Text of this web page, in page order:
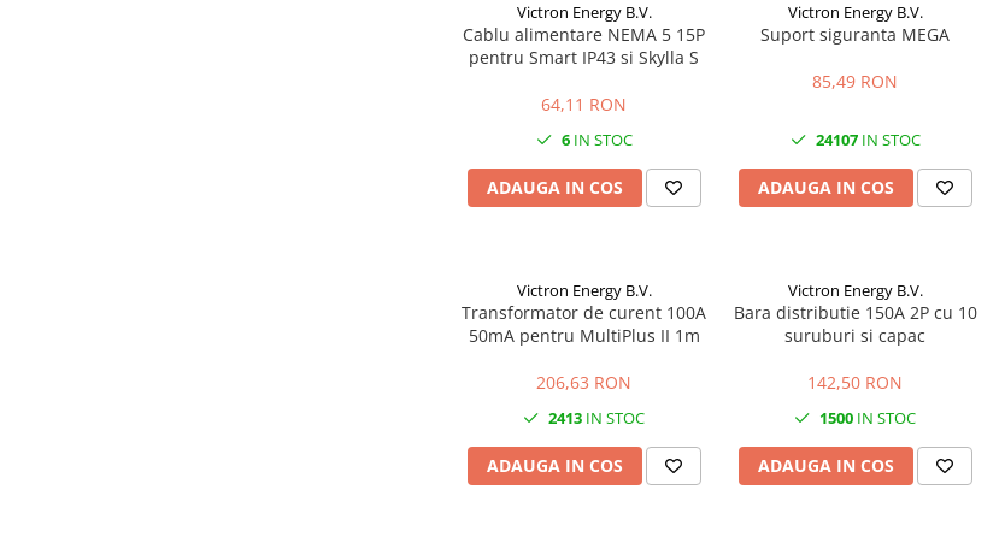
Victron Energy B.V.
Cablu alimentare NEMA 5 15P
pentru Smart IP43 si Skylla S
64,11 RON
6IN STOC
ADAUGA IN COS
Victron Energy B.V.
Suport siguranta MEGA
85,49 RON
24107IN STOC
ADAUGA IN COS
Victron Energy B.V.
Transformator de curent 100A
50mA pentru MultiPlus II 1m
206,63 RON
2413 IN STOC
ADAUGA IN COS
Victron Energy B.V.
Bara distributie 150A 2P cu 10
suruburi si capac
142,50 RON
1500 IN STOC
ADAUGA IN COS